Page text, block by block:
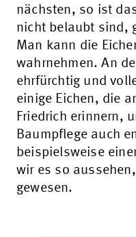
nächsten, so ist
nicht belaubt sind,
Man kann die
wahrnehmen. An
ehrfürchtig und
einige Eichen, die
Friedrich erinnern,
Baumpflege auch
beispielsweise
wir es so
gewesen.